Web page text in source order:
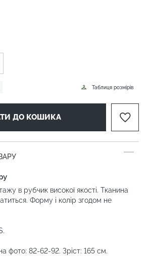
Таблиця розмірів
ДО КОШИКА
в рубчик високої якості. Тканина
Форму і колір згодом не
фото: 82-62-92. Зріст: 165 см.